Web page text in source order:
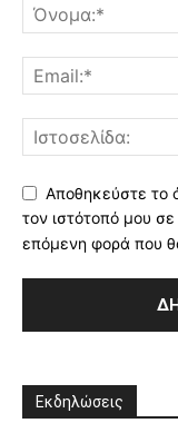
Αποθηκεύστε το
τον ιστότοπό μου
επόμενη φορά που
Εκδηλώσεις